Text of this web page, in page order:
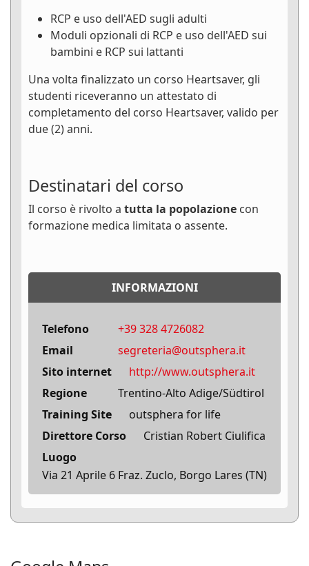
RCP e uso dell'AED sugli adulti
Moduli opzionali di RCP e uso dell'AED sui
bambini e RCP sui lattanti
Una volta finalizzato un corso Heartsaver, gli
studenti riceveranno un attestato di
completamento del corso Heartsaver, valido per
due (2) anni.
Destinatari del corso
Il corso è rivolto a tutta la popolazione con
formazione medica limitata o assente.
INFORMAZIONI
Telefono
+39 328 4726082
Email
segreteria@outsphera.it
Sito internet
http://www.outsphera.it
Regione
Trentino-Alto Adige/Südtirol
Training Site
outsphera for life
Direttore Corso
Cristian Robert Ciulifica
Luogo
Via 21 Aprile 6 Fraz. Zuclo, Borgo Lares (TN)